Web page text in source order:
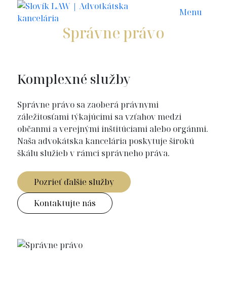
Menu
Správne právo
Komplexné služby
Správne právo sa zaoberá právnymi
záležitosťami týkajúcimi sa vzťahov medzi
občanmi a verejnými inštitúciami alebo orgánmi.
Naša advokátska kancelária poskytuje širokú
škálu služieb v rámci správneho práva.
Pozrieť ďalšie služby
Kontaktujte nás